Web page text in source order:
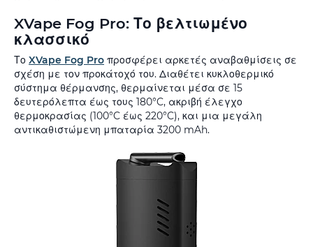
XVape Fog Pro: Το βελτιωμένο
κλασσικό
Το XVape Fog Pro προσφέρει αρκετές αναβαθμίσεις σε
σχέση με τον προκάτοχό του. Διαθέτει κυκλοθερμικό
σύστημα θέρμανσης, θερμαίνεται μέσα σε 15
δευτερόλεπτα έως τους 180°C, ακριβή έλεγχο
θερμοκρασίας (100°C έως 220°C), και μια μεγάλη
αντικαθιστώμενη μπαταρία 3200 mAh.